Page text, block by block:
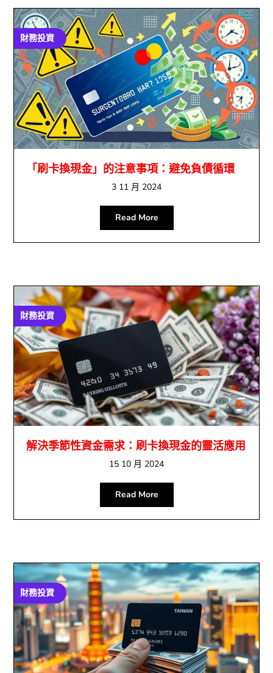
財務投資
「刷卡換現金」的注意事項：避免負債循環
3 11 月 2024
Read More
財務投資
解決季節性資金需求：刷卡換現金的靈活應用
15 10 月 2024
Read More
財務投資